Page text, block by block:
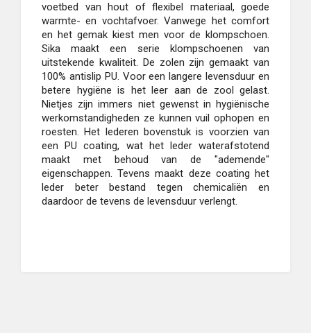
voetbed van hout of flexibel materiaal, goede
warmte- en vochtafvoer. Vanwege het comfort
en het gemak kiest men voor de klompschoen.
Sika maakt een serie klompschoenen van
uitstekende kwaliteit. De zolen zijn gemaakt van
100% antislip PU. Voor een langere levensduur en
betere hygiëne is het leer aan de zool gelast.
Nietjes zijn immers niet gewenst in hygiënische
werkomstandigheden ze kunnen vuil ophopen en
roesten. Het lederen bovenstuk is voorzien van
een PU coating, wat het leder waterafstotend
maakt met behoud van de "ademende"
eigenschappen. Tevens maakt deze coating het
leder beter bestand tegen chemicaliën en
daardoor de tevens de levensduur verlengt.